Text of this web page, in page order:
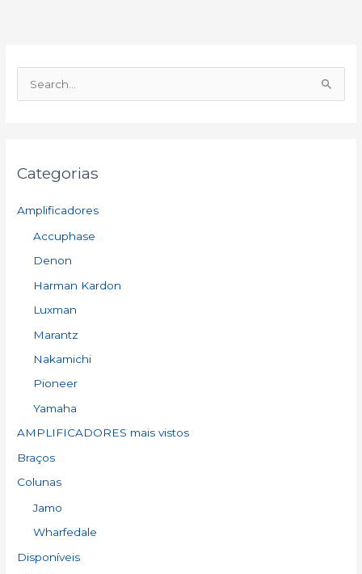
c
f
Categorias
Amplificadores
Accuphase
Denon
Harman Kardon
Luxman
Marantz
Nakamichi
Pioneer
Yamaha
AMPLIFICADORES mais vistos
Braços
Colunas
Jamo
Wharfedale
Disponíveis